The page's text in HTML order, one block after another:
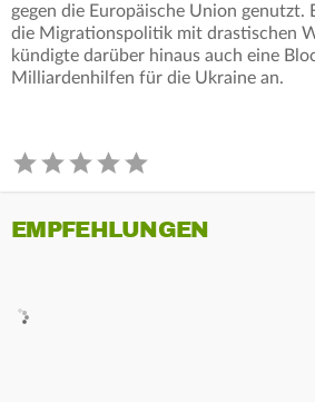
gegen die Europäische Union
die Migrationspolitik mit drastischen
kündigte darüber hinaus auch eine
Milliardenhilfen für die Ukraine an.
EMPFEHLUNGEN